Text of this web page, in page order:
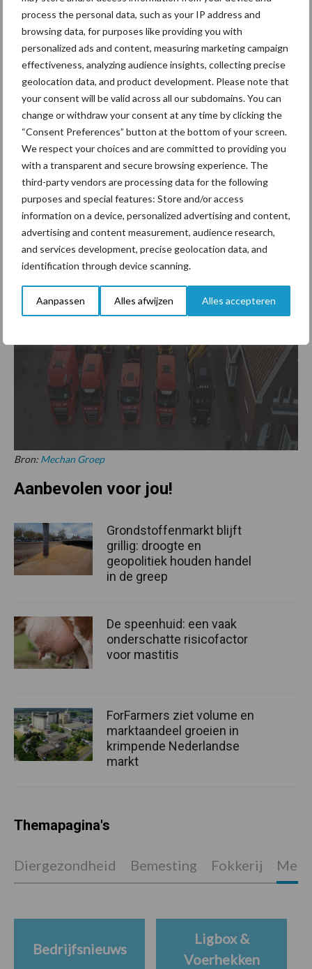
process the personal data, such as your IP address and
browsing data, for purposes like providing you with
personalized ads and content, measuring marketing campaign
effectiveness, analyzing audience insights, collecting precise
geolocation data, and product development. Please note that
your consent will be valid across all our subdomains. You can
change or withdraw your consent at any time by clicking the
“Consent Preferences” button at the bottom of your screen.
We respect your choices and are committed to providing you
with a transparent and secure browsing experience. The
third-party vendors are processing data for the following
purposes and special features: Store and/or access
information on a device, personalized advertising and content,
advertising and content measurement, audience research,
and services development, precise geolocation data, and
identification through device scanning.
Aanpassen Alles afwijzen Alles accepteren
De aflevering in beeld
Bekijk hieronder de video van de aflevering.
Please accept functioneel, advertenties cookies to access
this content
Bron: Mechan Groep
Aanbevolen voor jou!
Grondstoffenmarkt blijft
grillig: droogte en
geopolitiek houden handel
in de greep
De speenhuid: een vaak
onderschatte risicofactor
voor mastitis
ForFarmers ziet volume en
marktaandeel groeien in
krimpende Nederlandse
markt
Themapagina's
Diergezondheid Bemesting Fokkerij
Bedrijfsnieuws
Ligbox &
Voerhekken